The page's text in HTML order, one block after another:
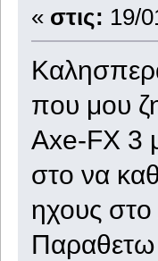
« στις: 19/
που μου
Axe-FX 3
στο να
ηχους
Παραθετω